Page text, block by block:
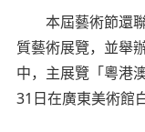
本屆藝術節還聯
質藝術展覽，並舉
中，主展覽「粵港
31日在廣東美術館